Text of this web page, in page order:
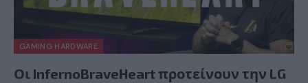
GAMING HARDWARE
Οι InfernoBraveHeart προτείνουν την LG